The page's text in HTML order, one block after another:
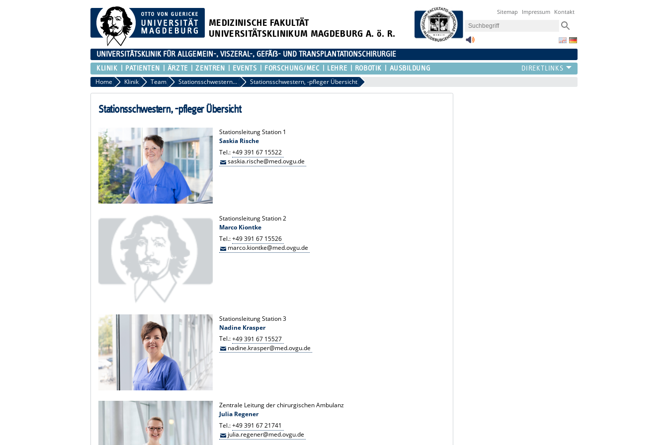
MEDIZINISCHE FAKULTÄT
UNIVERSITÄTSKLINIKUM MAGDEBURG A. ö. R.
Sitemap Impressum Kontakt
UNIVERSITÄTSKLINIK FÜR ALLGEMEIN-, VISZERAL-, GEFÄẞ- UND TRANSPLANTATIONSCHIRURGIE
KLINIK PATIENTEN ÄRZTE ZENTREN EVENTS FORSCHUNG/MEC LEHRE ROBOTIK AUSBILDUNG
Home Klinik Team Stationsschwestern, -pfleger Stationsschwestern, -pfleger Übersicht
Stationsschwestern, -pfleger Übersicht
Stationsleitung Station 1
Saskia Rische
Tel.:+49 391 67 15522
saskia.rische@med.ovgu.de
Stationsleitung Station 2
Marco Kiontke
Tel.:+49 391 67 15526
marco.kiontke@med.ovgu.de
Stationsleitung Station 3
Nadine Krasper
Tel.:+49 391 67 15527
nadine.krasper@med.ovgu.de
Zentrale Leitung der chirurgischen Ambulanz
Julia Regener
Tel.:+49 391 67 21741
julia.regener@med.ovgu.de